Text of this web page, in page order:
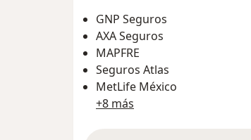
GNP Seguros
AXA Seguros
MAPFRE
Seguros Atlas
MetLife México
+8 más